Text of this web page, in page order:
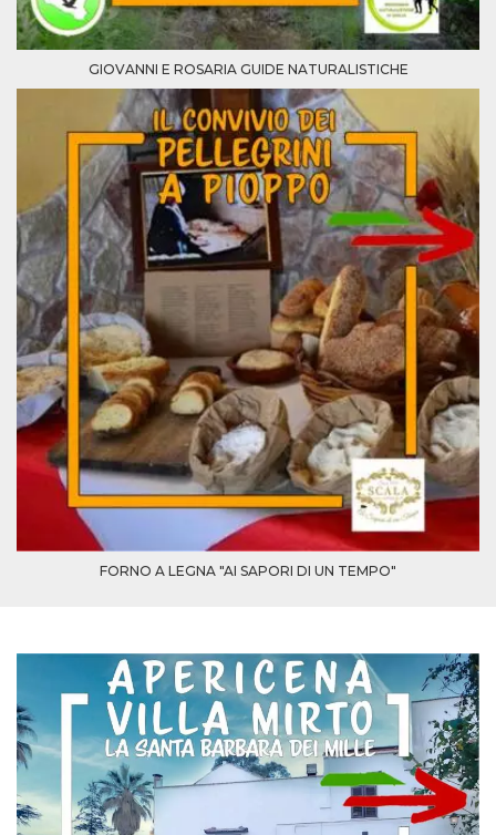
GIOVANNI E ROSARIA GUIDE NATURALISTICHE
FORNO A LEGNA "AI SAPORI DI UN TEMPO"